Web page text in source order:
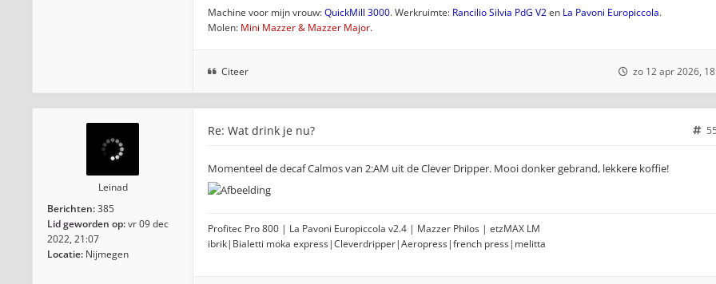
Machine voor mijn vrouw:QuickMill 3000. Werkruimte: Rancilio Silvia PdG V2en La Pavoni Europiccola.
Molen: Mini Mazzer & Mazzer Major.
Citeer zo 12 apr 2026,
Leinad
Berichten:385
Lid geworden op:vr 09 dec
2022, 21:07
Locatie: Nijmegen
Re: Wat drink je nu?
Momenteel de decaf Calmos van 2:AM uit de Clever Dripper. Mooi donker gebrand, lekkere koffie!
Profitec Pro 800 | La Pavoni Europiccola v2.4 | Mazzer Philos | etzMAX LM
ibrik|Bialetti moka express|Cleverdripper|Aeropress|french press|melitta